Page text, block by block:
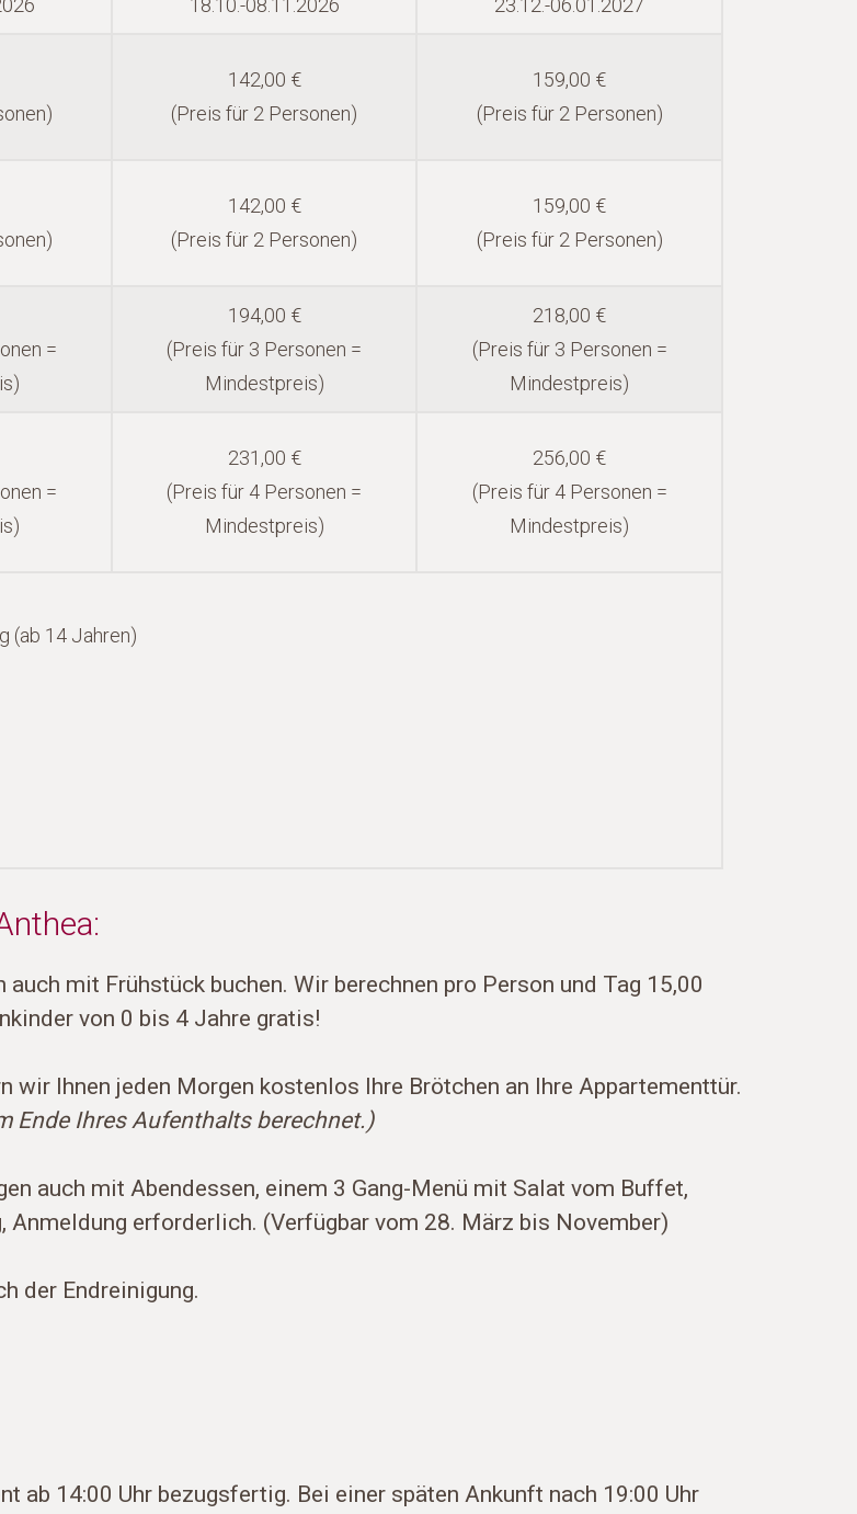
18.10.-08.11.2026 23.12.-06.01.2027
142,00 €
(Preis für 2 Personen)
159,00 €
(Preis für 2 Personen)
142,00 €
(Preis für 2 Personen)
159,00 €
(Preis für 2 Personen)
=
194,00 €
(Preis für 3 Personen =
Mindestpreis)
218,00 €
(Preis für 3 Personen =
Mindestpreis)
=
231,00 €
(Preis für 4 Personen =
Mindestpreis)
256,00 €
(Preis für 4 Personen =
Mindestpreis)
(ab 14 Jahren)
auch mit Frühstück buchen. Wir berechnen pro Person und Tag 15,00
von 0 bis 4 Jahre gratis!
wir Ihnen jeden Morgen kostenlos Ihre Brötchen an Ihre Appartementtür.
Ende Ihres Aufenthalts berechnet.)
auch mit Abendessen, einem 3 Gang-Menü mit Salat vom Buffet,
Anmeldung erforderlich. (Verfügbar vom 28. März bis November)
der Endreinigung.
ab 14:00 Uhr bezugsfertig. Bei einer späten Ankunft nach 19:00 Uhr